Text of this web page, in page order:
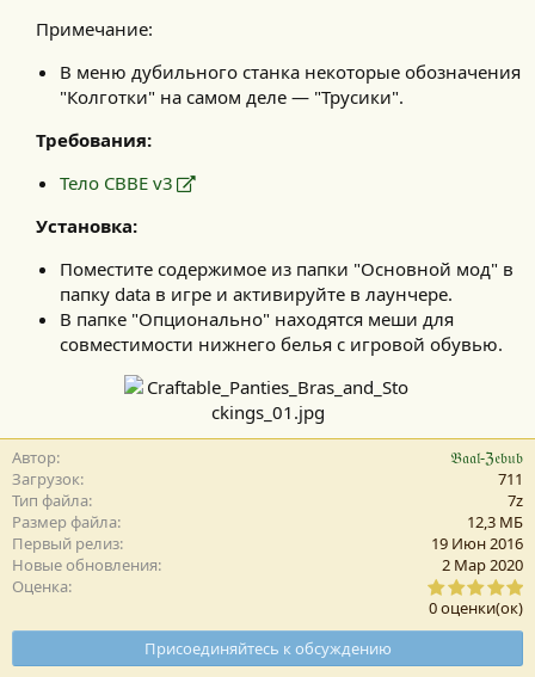
Примечание:
В меню дубильного станка некоторые обозначения
"Колготки" на самом деле — "Трусики".
Требования:
Тело СВВЕ v3
Установка:
Поместите содержимое из папки "Основной мод" в
папку data в игре и активируйте в лаунчере.
В папке "Опционально" находятся меши для
совместимости нижнего белья с игровой обувью.
Автор
𝔅𝔞𝔞𝔩-ℨ𝔢𝔟𝔲𝔟
Загрузок
711
Тип файла
7z
Размер файла
12,3 MБ
Первый релиз
19 Июн 2016
Новые обновления
2 Мар 2020
Оценка
0
,
0
з
0 оценки(ок)
Присоединяйтесь к обсуждению